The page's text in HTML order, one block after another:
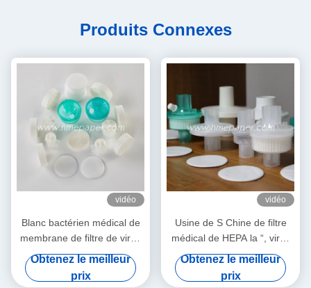
Produits Connexes
vidéo
Blanc bactérien médical de
membrane de filtre de virus
de HME
Obtenez le meilleur
prix
vidéo
Usine de S Chine de filtre
médical de HEPA la “, virus
bactériens de BEF 99,99%
filtrent
Obtenez le meilleur
prix